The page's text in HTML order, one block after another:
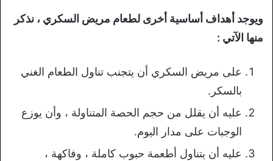
ويوجد أهداف أساسية أخرى لطعام مريض السكري ، نذكر
منها الآتي :
على مريض السكري أن يتجنب تناول الطعام الغني
بالسكر.
عليه أن يقلل من حجم الحصة المتناولة ، وأن يوزع
الوجبات على مدار اليوم.
عليه أن يتناول أطعمة حبوب كاملة ، وفاكهة ،